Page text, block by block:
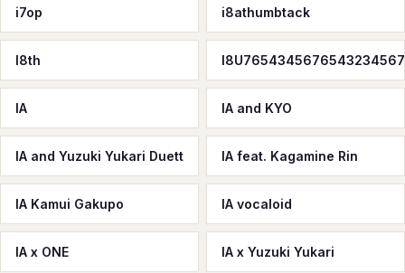
i7op i8athumbtack
I8th
IA IA and KYO
IA and Yuzuki Yukari Duett IA feat. Kagamine Rin
IA Kamui Gakupo IA vocaloid
IA x ONE IA x Yuzuki Yukari